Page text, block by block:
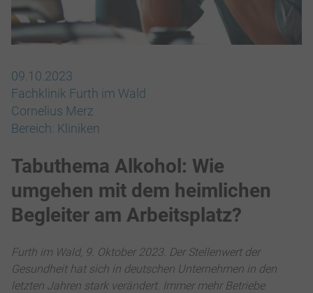
09.10.2023
Fachklinik Furth im Wald
Cornelius Merz
Bereich: Kliniken
Tabuthema Alkohol: Wie
umgehen mit dem heimlichen
Begleiter am Arbeitsplatz?
Furth im Wald, 9. Oktober 2023. Der Stellenwert der
Gesundheit hat sich in deutschen Unternehmen in den
letzten Jahren stark verändert. Immer mehr Betriebe